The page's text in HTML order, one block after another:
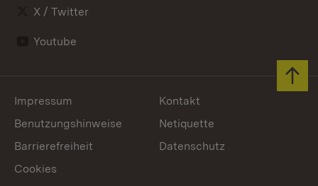
X / Twitter
Youtube
Impressum
Kontakt
Benutzungshinweise
Netiquette
Barrierefreiheit
Datenschutz
Cookies